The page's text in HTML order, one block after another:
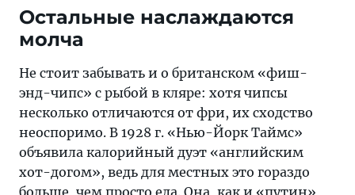
Остальные наслаждаются
молча
Не стоит забывать и о британском «фиш-
энд-чипс» с рыбой в кляре: хотя чипсы
несколько отличаются от фри, их сходство
неоспоримо. В 1928 г. «Нью-Йорк Таймс»
объявила калорийный дуэт «английским
хот-догом», ведь для местных это гораздо